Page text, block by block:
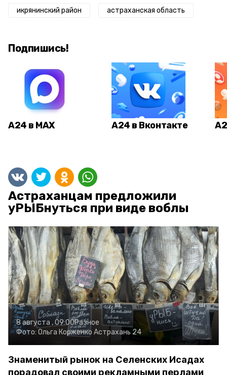
икрянинский район астраханская область
Подпишись!
А24 в MAX А24 в Вконтакте
Астраханцам предложили
уРЫБнуться при виде воблы
8 августа , 09:00Разное
Фото: Ольга Корженко Астрахань 24
Знаменитый рынок на Селенских Исадах
порадовал своими рекламными перлами